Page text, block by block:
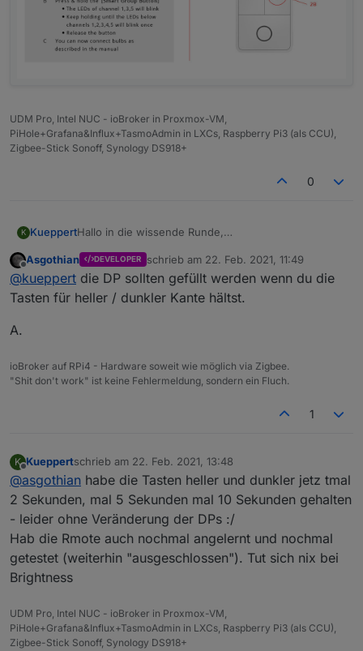
UDM Pro, Intel NUC - ioBroker in Proxmox-VM,
PiHole+Grafana&Influx+TasmoAdmin in LXCs, Raspberry Pi3 (als CCU),
Zigbee-Stick Sonoff, Synology DS918+
0
K KueppertHallo in die wissende Runde,
herum. Angelernt bekomme ich sie. Habe sie auch
im Zigbee-Adapter mal auf "Auschließen" gestellt,
weil die Datenpunkte on/off und stop alle zusammen
oder kann ich da noch etwas tun? Wollte damit eine
HUE-FB ersetzen:
Offline
Asgothian DEVELOPER schrieb am 22. Feb. 2021, 11:49
zuletzt editiert von
@kueppert die DP sollten gefüllt werden wenn du die
Tasten für heller / dunkler Kante hältst.
A.
ioBroker auf RPi4 - Hardware soweit wie möglich via Zigbee.
"Shit don't work" ist keine Fehlermeldung, sondern ein Fluch.
1
K
Offline
Kueppertschrieb am 22. Feb. 2021, 13:48
zuletzt editiert von
@asgothian habe die Tasten heller und dunkler jetz tmal
2 Sekunden, mal 5 Sekunden mal 10 Sekunden gehalten
- leider ohne Veränderung der DPs :/
Hab die Rmote auch nochmal angelernt und nochmal
getestet (weiterhin "ausgeschlossen"). Tut sich nix bei
Brightness
UDM Pro, Intel NUC - ioBroker in Proxmox-VM,
PiHole+Grafana&Influx+TasmoAdmin in LXCs, Raspberry Pi3 (als CCU),
Zigbee-Stick Sonoff, Synology DS918+